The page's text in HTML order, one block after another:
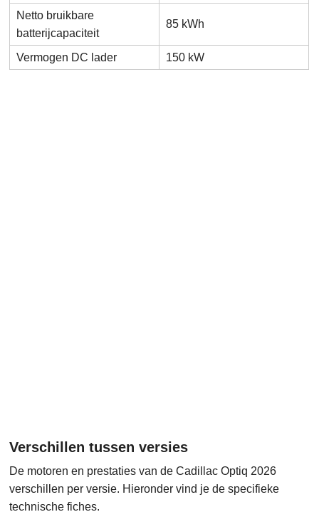
Netto bruikbare
batterijcapaciteit
85 kWh
Vermogen DC lader 150 kW
Verschillen tussen versies
De motoren en prestaties van de Cadillac Optiq 2026
verschillen per versie. Hieronder vind je de specifieke
technische fiches.